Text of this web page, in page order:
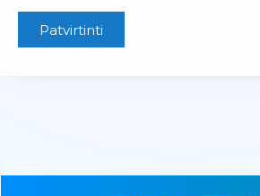
Patvirtinti